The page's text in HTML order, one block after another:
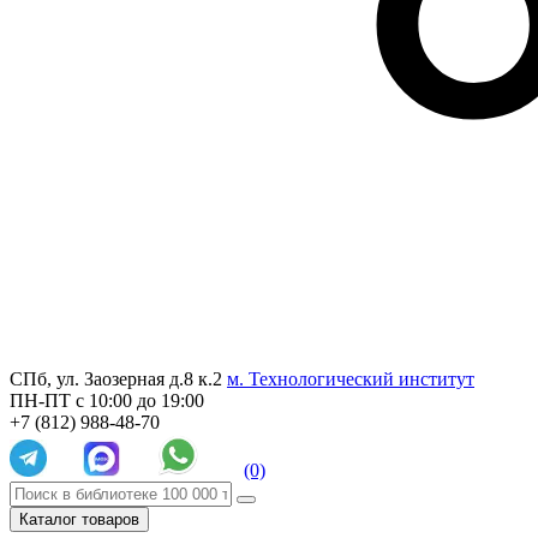
СПб, ул. Заозерная д.8 к.2 м. Технологический институт
ПН-ПТ с 10:00 до 19:00
+7 (812) 988-48-70
(0)
Каталог товаров